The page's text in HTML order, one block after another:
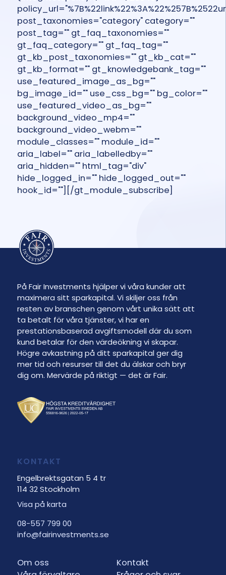
post_taxonomies="category" category=""
post_tag="" gt_faq_taxonomies=""
gt_faq_category="" gt_faq_tag=""
gt_kb_post_taxonomies="" gt_kb_cat=""
gt_kb_format="" gt_knowledgebank_tag=""
use_featured_image_as_bg=""
bg_image_id="" use_css_bg="" bg_color=""
use_featured_video_as_bg=""
background_video_mp4=""
background_video_webm=""
module_classes="" module_id=""
aria_label="" aria_labelledby=""
aria_hidden="" html_tag="div"
hide_logged_in="" hide_logged_out=""
hook_id=""][/gt_module_subscribe]
På Fair Investments hjälper vi våra kunder att
maximera sitt sparkapital. Vi skiljer oss från
resten av branschen genom vårt unika sätt att
ta betalt för våra tjänster, vi har en
prestationsbaserad avgiftsmodell där du som
kund betalar för den värdeökning vi skapar.
Högre avkastning på ditt sparkapital ger dig
mer tid och resurser till det du älskar och bryr
dig om. Mervärde på riktigt — det är Fair.
KONTAKT
Engelbrektsgatan 5 4 tr
114 32 Stockholm
Visa på karta
08-557 799 00
info@fairinvestments.se
Om oss
Kontakt